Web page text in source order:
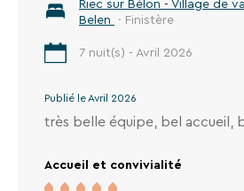
Belen · Finistère
7 nuit(s) - Avril 2026
Publié le Avril 2026
très belle équipe, bel accueil,
Accueil et convivialité